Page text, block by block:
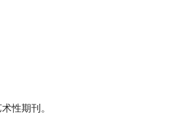
性期刊。